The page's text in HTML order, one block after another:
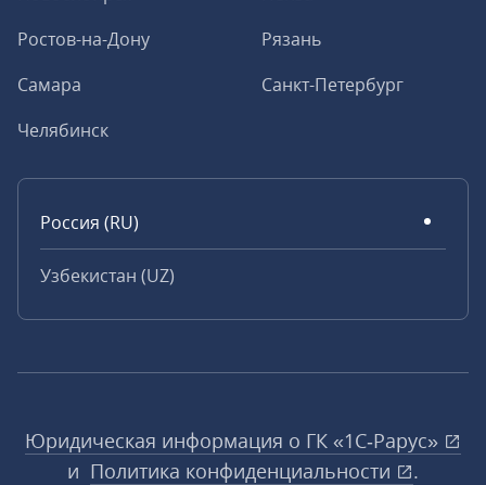
Ростов-на-Дону
Рязань
Самара
Санкт-Петербург
Челябинск
Россия (RU)
Узбекистан (UZ)
Юридическая информация о ГК «1С‑Рарус»
и Политика конфиденциальности
.